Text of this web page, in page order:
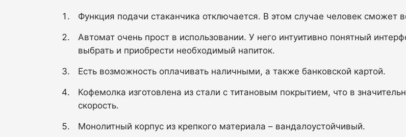
Функция подачи стаканчика отключается. В этом случае человек сможет
Автомат очень прост в использовании. У него интуитивно понятный
выбрать и приобрести необходимый напиток.
Есть возможность оплачивать наличными, а также банковской картой.
Кофемолка изготовлена из стали с титановым покрытием, что в
скорость.
Монолитный корпус из крепкого материала – вандалоустойчивый.